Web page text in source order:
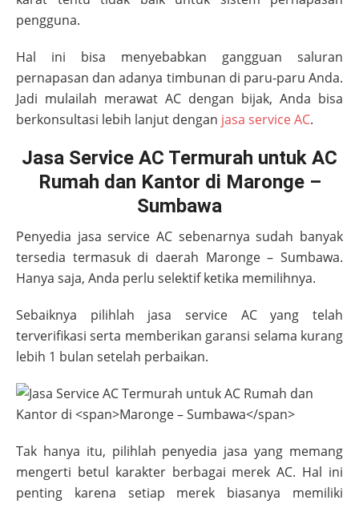
pengguna.
Hal ini bisa menyebabkan gangguan saluran
pernapasan dan adanya timbunan di paru-paru Anda.
Jadi mulailah merawat AC dengan bijak, Anda bisa
berkonsultasi lebih lanjut dengan jasa service AC.
Jasa Service AC Termurah untuk AC
Rumah dan Kantor di Maronge –
Sumbawa
Penyedia jasa service AC sebenarnya sudah banyak
tersedia termasuk di daerah Maronge – Sumbawa.
Hanya saja, Anda perlu selektif ketika memilihnya.
Sebaiknya pilihlah jasa service AC yang telah
terverifikasi serta memberikan garansi selama kurang
lebih 1 bulan setelah perbaikan.
Tak hanya itu, pilihlah penyedia jasa yang memang
mengerti betul karakter berbagai merek AC. Hal ini
penting karena setiap merek biasanya memiliki